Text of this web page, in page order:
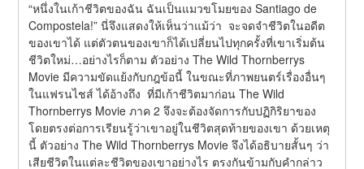
“หนึ่งในเก้าชีวิตของฉัน ฉันเป็นแมวขโมยของ Santiago de
Compostela!” นี่จึงแสดงให้เห็นว่าแม้ว่า  จะจดจำชีวิตในอดีต
ของเขาได้ แต่ตัวตนของเขาก็ได้เปลี่ยนไปทุกครั้งที่เขาเริ่มต้น
ชีวิตใหม่…อย่างไรก็ตาม ตัวอย่าง The Wild Thornberrys
Movie มีความขัดแย้งกับกฎข้อนี้ ในขณะที่ภาพยนตร์เรื่องอื่นๆ
ในแฟรนไชส์ ได้อ้างถึง  ที่มีเก้าชีวิตมาก่อน The Wild
Thornberrys Movie ภาค 2 จึงจะต้องจัดการกับปฏิกิริยาของ
โดยตรงต่อการเรียนรู้ว่าเขาอยู่ในชีวิตสุดท้ายของเขา ด้วยเหตุ
นี้ ตัวอย่าง The Wild Thornberrys Movie จึงได้อธิบายสั้นๆ ว่า
เสียชีวิตในแต่ละชีวิตของเขาอย่างไร ตรงกันข้ามกับคำกล่าว